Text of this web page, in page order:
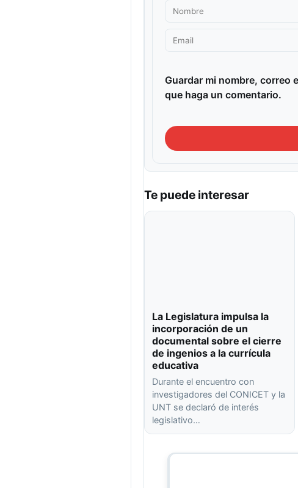
Guardar mi nombre, correo
que haga un comentario.
Te puede interesar
La Legislatura impulsa la
incorporación de un
documental sobre el cierre
de ingenios a la currícula
educativa
Durante el encuentro con
investigadores del CONICET y la
UNT se declaró de interés
legislativo…